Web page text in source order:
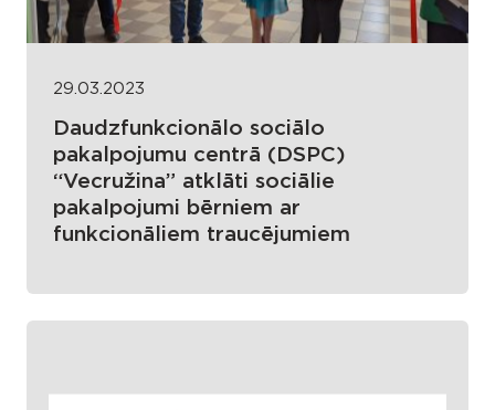
29.03.2023
Daudzfunkcionālo sociālo
pakalpojumu centrā (DSPC)
“Vecružina” atklāti sociālie
pakalpojumi bērniem ar
funkcionāliem traucējumiem